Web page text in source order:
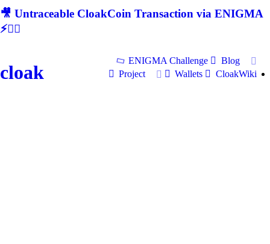
🎥 Untraceable CloakCoin Transaction via ENIGMA
⚡🕵‍♂
cloak
ENIGMA Challenge
Blog
Project
Wallets CloakWiki